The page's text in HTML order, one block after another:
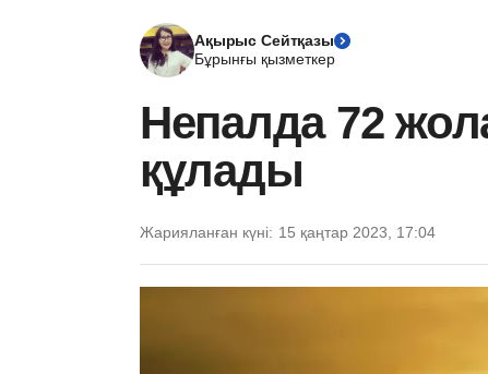
Ақырыс Сейтқазы
Бұрынғы қызметкер
Непалда 72
құлады
Жарияланған күні: 15 қаңтар 2023, 17:04